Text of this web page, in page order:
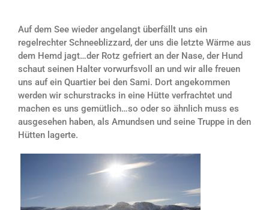
Auf dem See wieder angelangt überfällt uns ein
regelrechter Schneeblizzard, der uns die letzte Wärme aus
dem Hemd jagt…der Rotz gefriert an der Nase, der Hund
schaut seinen Halter vorwurfsvoll an und wir alle freuen
uns auf ein Quartier bei den Sami. Dort angekommen
werden wir schurstracks in eine Hütte verfrachtet und
machen es uns gemütlich…so oder so ähnlich muss es
ausgesehen haben, als Amundsen und seine Truppe in den
Hütten lagerte.